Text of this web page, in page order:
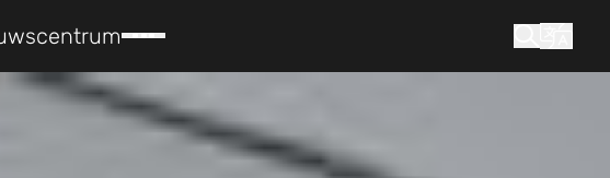
waar bent u naar op zoek?